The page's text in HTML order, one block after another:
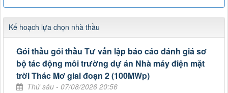
Kế hoạch lựa chọn nhà thầu
Gói thầu gói thầu Tư vấn lập báo cáo đánh giá sơ
bộ tác động môi trường dự án Nhà máy điện mặt
trời Thác Mơ giai đoạn 2 (100MWp)
Thứ sáu - 07/08/2026 20:56